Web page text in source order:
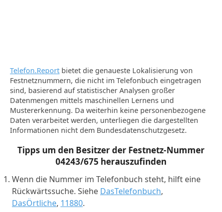
Telefon.Report bietet die genaueste Lokalisierung von
Festnetznummern, die nicht im Telefonbuch eingetragen
sind, basierend auf statistischer Analysen großer
Datenmengen mittels maschinellen Lernens und
Mustererkennung. Da weiterhin keine personenbezogene
Daten verarbeitet werden, unterliegen die dargestellten
Informationen nicht dem Bundesdatenschutzgesetz.
Tipps um den Besitzer der Festnetz-Nummer
04243/675 herauszufinden
Wenn die Nummer im Telefonbuch steht, hilft eine
Rückwärtssuche. Siehe DasTelefonbuch,
DasÖrtliche, 11880.